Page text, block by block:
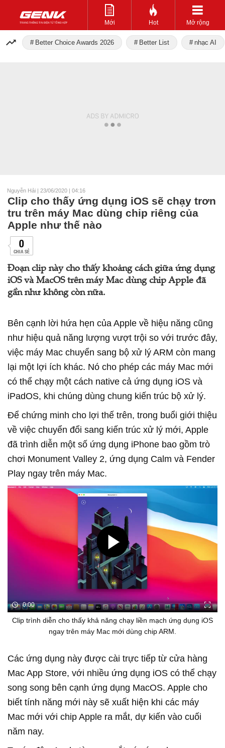
Mới Hot Mở rộng
Better Choice Awards 2026 Better List nhạc AI
Nguyễn Hải | 23/06/2020 | 04:16
Clip cho thấy ứng dụng iOS sẽ chạy trơn
tru trên máy Mac dùng chip riêng của
Apple như thế nào
0
CHIA SẺ
Đoạn clip này cho thấy khoảng cách giữa ứng dụng
iOS và MacOS trên máy Mac dùng chip Apple đã
gần như không còn nữa.
Bên cạnh lời hứa hẹn của Apple về hiệu năng cũng
như hiệu quả năng lượng vượt trội so với trước đây,
việc máy Mac chuyển sang bộ xử lý ARM còn mang
lại một lợi ích khác. Nó cho phép các máy Mac mới
có thể chạy một cách native cả ứng dụng iOS và
iPadOS, khi chúng dùng chung kiến trúc bộ xử lý.
Để chứng minh cho lợi thế trên, trong buổi giới thiệu
về việc chuyển đổi sang kiến trúc xử lý mới, Apple
đã trình diễn một số ứng dụng iPhone bao gồm trò
chơi Monument Valley 2, ứng dụng Calm và Fender
Play ngay trên máy Mac.
0:00
Clip trình diễn cho thấy khả năng chạy liền mạch ứng dụng iOS
ngay trên máy Mac mới dùng chip ARM.
Các ứng dụng này được cài trực tiếp từ cửa hàng
Mac App Store, với nhiều ứng dụng iOS có thể chạy
song song bên cạnh ứng dụng MacOS. Apple cho
biết tính năng mới này sẽ xuất hiện khi các máy
Mac mới với chip Apple ra mắt, dự kiến vào cuối
năm nay.